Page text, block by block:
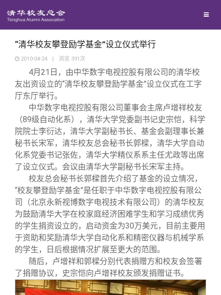
西南联大校友会
义工计划
媒体平台
《清华校友通讯》
《水木清华》
我要订阅
新媒体平台
百年清华
清华人物
清华故事
青春风采
校友文苑
校友讲坛
校友视界
校友服务
终身学习
信息化服务
三创大赛
实用信息
校友总会
总会简介
会长致辞
总会章程
理事会名单
关闭
“清华校友攀登励学基金”设立仪式举行
2010-04-24 | 浏览 391 次
4月21日 ，由中华数字电视控股有限公司的清华校
友出资设立的“清华校友攀登励学基金”设立仪式在工字
厅东厅举行。
中华数字电视控股有限公司董事会主席卢增祥校友
（89级自动化系），清华大学党委副书记史宗恺，科学
院院士李衍达，清华大学副秘书长、基金会副理事长兼
秘书长宋军，清华校友总会秘书长郭樑，清华大学自动
化系党委书记张佐，清华大学精仪系系主任尤政等出席
了设立仪式。会议由清华大学副秘书长宋军主持。
校友总会秘书长郭樑首先介绍了基金的设立情况，
“校友攀登励学基金”是任职于中华数字电视控股有限公
司（北京永新视博数字电视技术有限公司）的清华校友
为鼓励清华大学在校家庭经济困难学生和学习成绩优秀
的学生捐资设立的，启动资金为30万美元，目前主要用
于资助和奖励清华大学自动化系和精密仪器与机械学系
的学生，日后根据情况扩展至更大的范围。
随后，卢增祥和郭樑分别代表捐赠方和校友会签署
了捐赠协议，史宗恺向卢增祥校友颁发捐赠证书。